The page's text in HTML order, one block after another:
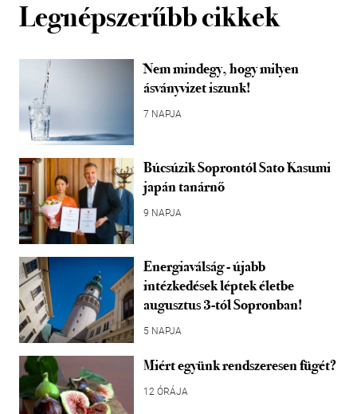
Legnépszerűbb cikkek
Nem mindegy, hogy milyen
ásványvizet iszunk!
7 NAPJA
Búcsúzik Soprontól Sato Kasumi
japán tanárnő
9 NAPJA
Energiaválság - újabb
intézkedések léptek életbe
augusztus 3-tól Sopronban!
5 NAPJA
Miért együnk rendszeresen fügét?
12 ÓRÁJA